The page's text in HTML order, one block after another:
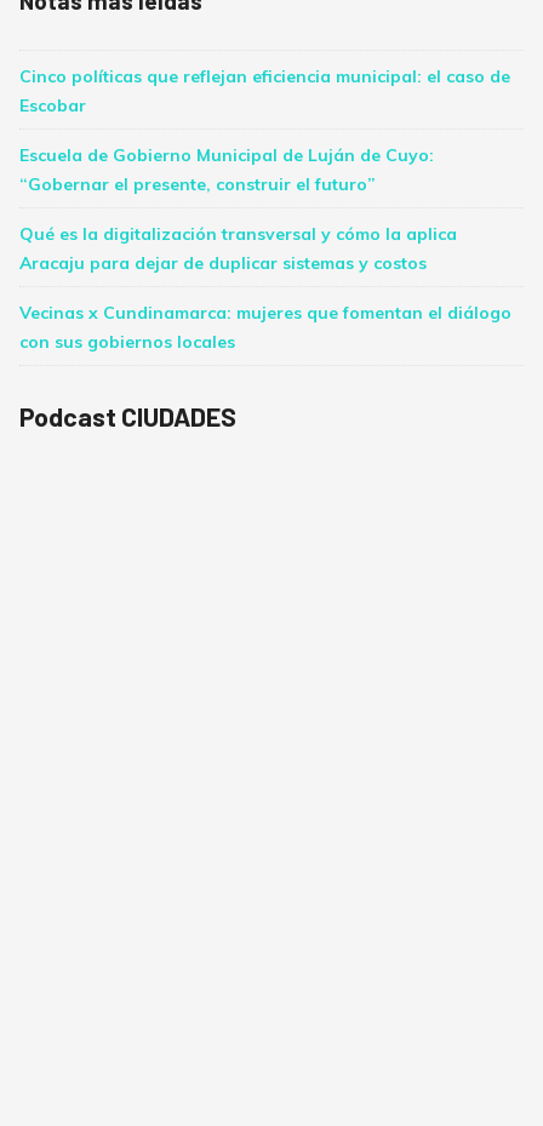
Cinco políticas que reflejan eficiencia municipal: el caso de
Escobar
Escuela de Gobierno Municipal de Luján de Cuyo:
“Gobernar el presente, construir el futuro”
Qué es la digitalización transversal y cómo la aplica
Aracaju para dejar de duplicar sistemas y costos
Vecinas x Cundinamarca: mujeres que fomentan el diálogo
con sus gobiernos locales
Podcast CIUDADES